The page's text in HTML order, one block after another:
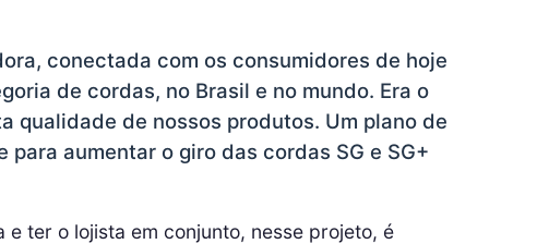
conectada com os consumidores de hoje
de cordas, no Brasil e no mundo. Era o
qualidade de nossos produtos. Um plano de
aumentar o giro das cordas SG e SG+
e ter o lojista em conjunto, nesse projeto, é